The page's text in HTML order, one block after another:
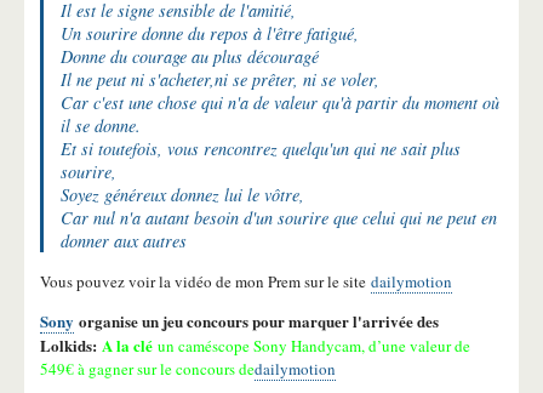
Il est le signe sensible de l'amitié,
Un sourire donne du repos à l'être fatigué,
Donne du courage au plus découragé
Il ne peut ni s'acheter,ni se prêter, ni se voler,
Car c'est une chose qui n'a de valeur qu'à partir du moment où
il se donne.
Et si toutefois, vous rencontrez quelqu'un qui ne sait plus
sourire,
Soyez généreux donnez lui le vôtre,
Car nul n'a autant besoin d'un sourire que celui qui ne peut en
donner aux autres
Vous pouvez voir la vidéo de mon Prem sur le site dailymotion
Sony organise un jeu concours pour marquer l'arrivée des
Lolkids: A la clé un caméscope Sony Handycam, d’une valeur de
549€ à gagner sur le concours dedailymotion